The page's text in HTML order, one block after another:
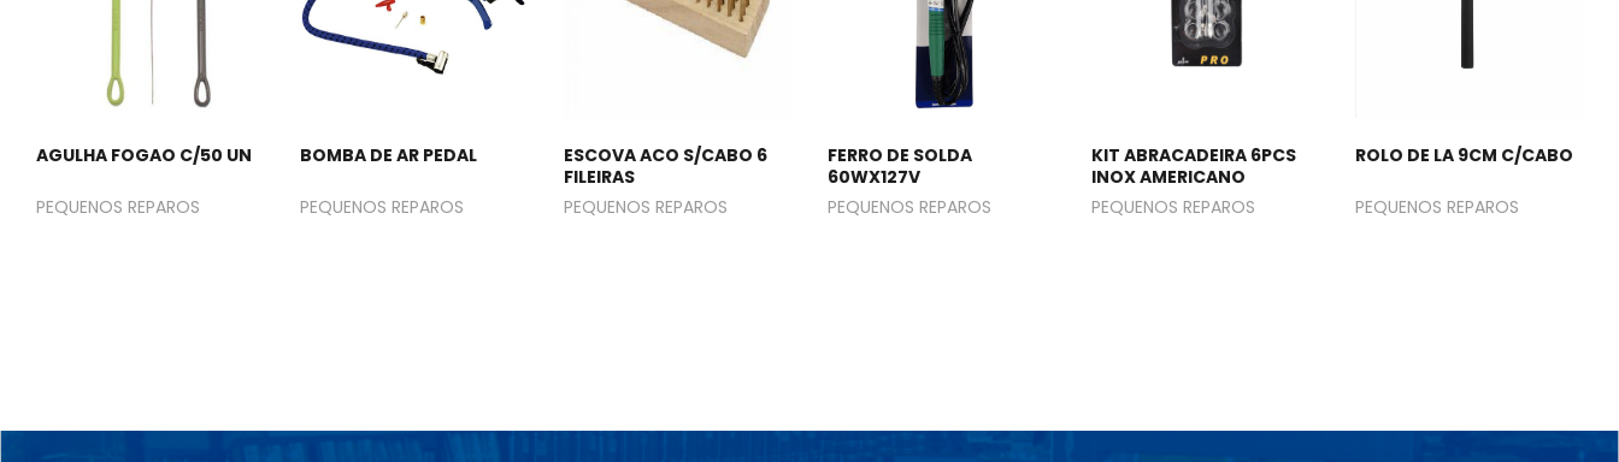
AGULHA FOGAO C/50 UN
PEQUENOS REPAROS
BOMBA DE AR PEDAL
PEQUENOS REPAROS
ESCOVA ACO S/CABO 6
FILEIRAS
PEQUENOS REPAROS
FERRO DE SOLDA
60WX127V
PEQUENOS REPAROS
KIT ABRACADEIRA 6PCS
INOX AMERICANO
PEQUENOS REPAROS
ROLO DE LA 9CM C/CABO
PEQUENOS REPAROS